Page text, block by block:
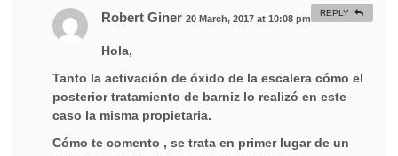
Robert Giner 20 March, 2017 at 10:08 pm
Hola,
Tanto la activación de óxido de la escalera cómo el
posterior tratamiento de barniz lo realizó en este
caso la misma propietaria.
Cómo te comento , se trata en primer lugar de un
REPLY